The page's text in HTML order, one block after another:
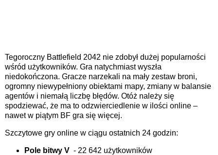
Tegoroczny Battlefield 2042 nie zdobył dużej popularności
wśród użytkowników. Gra natychmiast wyszła
niedokończona. Gracze narzekali na mały zestaw broni,
ogromny niewypełniony obiektami mapy, zmiany w balansie
agentów i niemałą liczbę błędów. Otóż ​​należy się
spodziewać, że ma to odzwierciedlenie w ilości online –
nawet w piątym BF gra się więcej.
Szczytowe gry online w ciągu ostatnich 24 godzin:
Pole bitwy V - 22 642 użytkowników